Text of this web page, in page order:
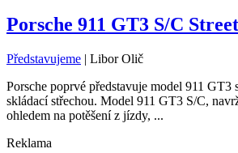
Porsche 911 GT3 S/C
Představujeme | Libor Olič
Porsche poprvé představuje model 911 GT3
skládací střechou. Model 911 GT3 S/C,
ohledem na potěšení z jízdy, ...
Reklama